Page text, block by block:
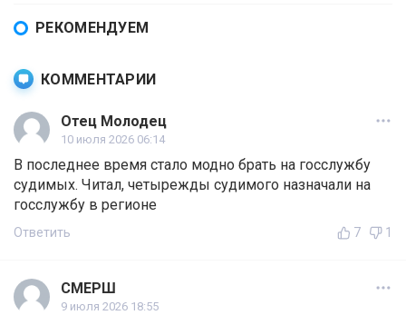
РЕКОМЕНДУЕМ
КОММЕНТАРИИ
Отец Молодец
10 июля 2026 06:14
В последнее время стало модно брать на госслужбу
судимых. Читал, четырежды судимого назначали на
госслужбу в регионе
Ответить 7 1
СМЕРШ
9 июля 2026 18:55